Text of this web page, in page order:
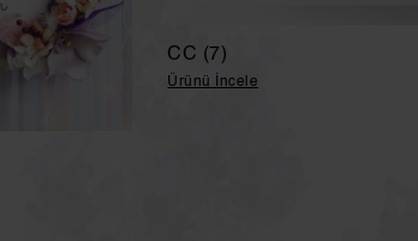
CC (7)
Ürünü İncele